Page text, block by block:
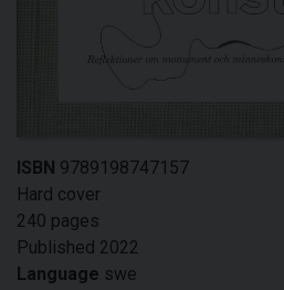
ISBN 9789198747157
Hard cover
240 pages
Published 2022
Language swe